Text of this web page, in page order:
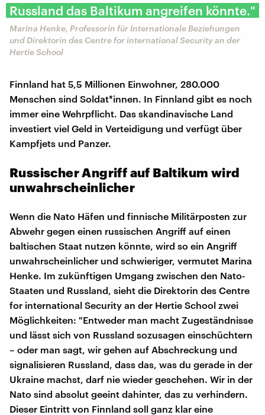
Russland das Baltikum angreifen könnte."
Marina Henke, Professorin für Internationale Beziehungen
und Direktorin des Centre for international Security an der
Hertie School
Finnland hat 5,5 Millionen Einwohner, 280.000
Menschen sind Soldat*innen. In Finnland gibt es noch
immer eine Wehrpflicht. Das skandinavische Land
investiert viel Geld in Verteidigung und verfügt über
Kampfjets und Panzer.
Russischer Angriff auf Baltikum wird
unwahrscheinlicher
Wenn die Nato Häfen und finnische Militärposten zur
Abwehr gegen einen russischen Angriff auf einen
baltischen Staat nutzen könnte, wird so ein Angriff
unwahrscheinlicher und schwieriger, vermutet Marina
Henke. Im zukünftigen Umgang zwischen den Nato-
Staaten und Russland, sieht die Direktorin des Centre
for international Security an der Hertie School zwei
Möglichkeiten: "Entweder man macht Zugeständnisse
und lässt sich von Russland sozusagen einschüchtern
– oder man sagt, wir gehen auf Abschreckung und
signalisieren Russland, dass das, was du gerade in der
Ukraine machst, darf nie wieder geschehen. Wir in der
Nato sind absolut geeint dahinter, das zu verhindern.
Dieser Eintritt von Finnland soll ganz klar eine